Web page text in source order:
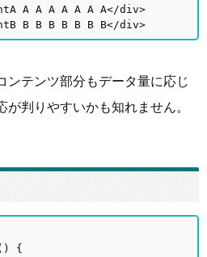
A A A A A A A</div>
B B B B B B B</div>
ンテンツ部分もデータ量に応じ
判りやすいかも知れません。
{